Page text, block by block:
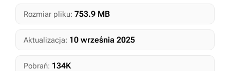
Rozmiar pliku: 753.9 MB
Aktualizacja: 10 września 2025
Pobrań: 134K